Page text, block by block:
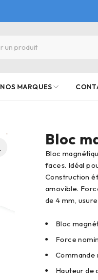
NOS MARQUES
Bloc
Bloc magnétique à pas fin avec 1 face active complète et deux demi-
faces. Idéal
Construction
amovible.
de 4 mm,
Bloc
Force
Hauteur de